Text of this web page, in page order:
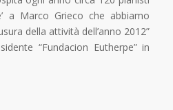
a Marco Grieco che abbiamo
della attività dell’anno 2012”
“Fundacion Eutherpe” in